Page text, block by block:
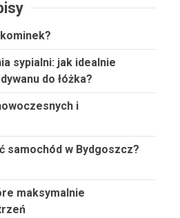
sypialni: jak idealnie
do łóżka?
i
samochód w Bydgoszcz?
maksymalnie